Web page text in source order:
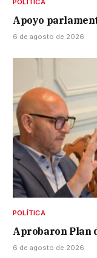
POLÍTICA
Apoyo
6 de agosto de 2026
POLÍTICA
Aprobaron Plan
6 de agosto de 2026